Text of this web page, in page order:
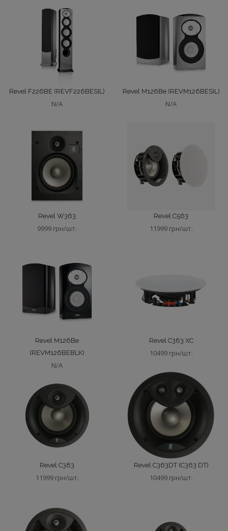
Revel F226BE (REVF226BESIL)
N/A
Revel M126Be (REVM126BESIL)
N/A
Revel W363
9999 грн/шт.
Revel C563
11999 грн/шт.
Revel M126Be
(REVM126BEBLK)
N/A
Revel C383 XC
10499 грн/шт.
Revel C383
11999 грн/шт.
Revel C363DT (C363 DT)
10499 грн/шт.